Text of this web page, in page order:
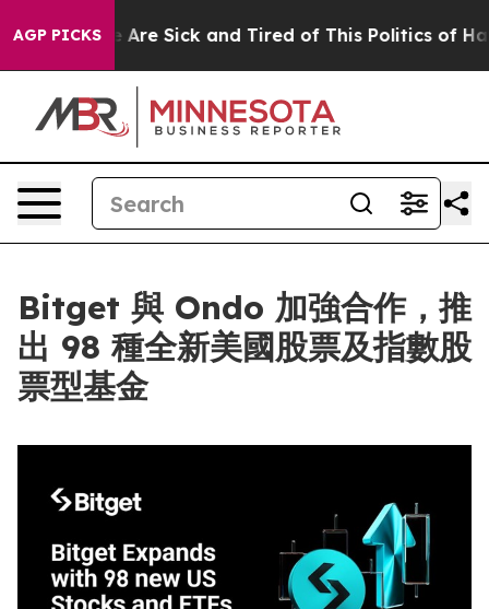
AGP PICKSAre Sick and Tired of This Politics of Hatred”
Bitget 與 Ondo 加強合作，推
出 98 種全新美國股票及指數股
票型基金